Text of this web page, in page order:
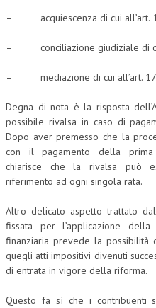
– acquiescenza di cui all’art.
– conciliazione giudiziale di cui
– mediazione di cui all’art. 17
Degna di nota è la risposta
possibile rivalsa in caso di
Dopo aver premesso che la
con il pagamento della prima
chiarisce che la rivalsa può
riferimento ad ogni singola rata.
Altro delicato aspetto trattato
fissata per l’applicazione della
finanziaria prevede la
quegli atti impositivi divenuti
di entrata in vigore della riforma.
Questo fa sì che i contribuenti